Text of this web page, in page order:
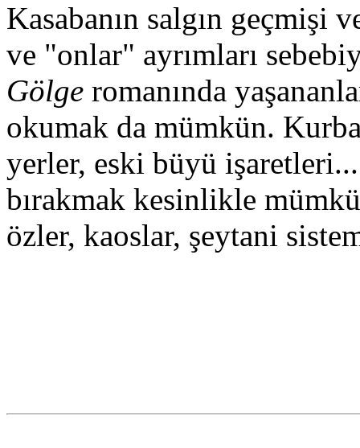
Kasabanın salgın geçmişi
ve "onlar" ayrımları
Gölge romanında
okumak da mümkün.
yerler, eski büyü işaretleri...
bırakmak kesinlikle
özler, kaoslar, şeytani